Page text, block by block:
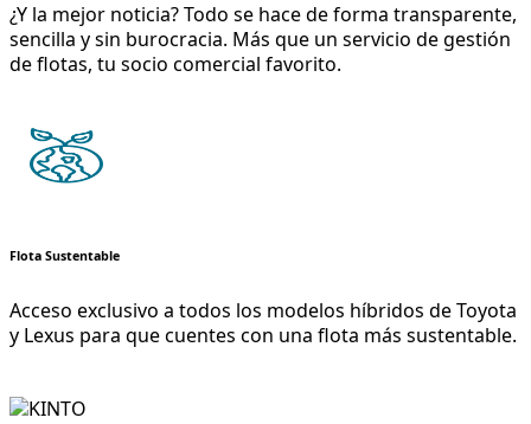
¿Y la mejor noticia? Todo se hace de forma transparente,
sencilla y sin burocracia. Más que un servicio de gestión
de flotas, tu socio comercial favorito.
Flota Sustentable
Acceso exclusivo a todos los modelos híbridos de Toyota
y Lexus para que cuentes con una flota más sustentable.